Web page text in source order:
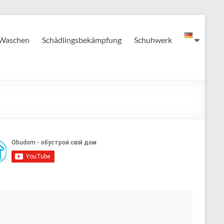
Schädlingsbekämpfung Schuhwerk